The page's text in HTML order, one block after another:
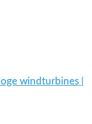
windturbines |